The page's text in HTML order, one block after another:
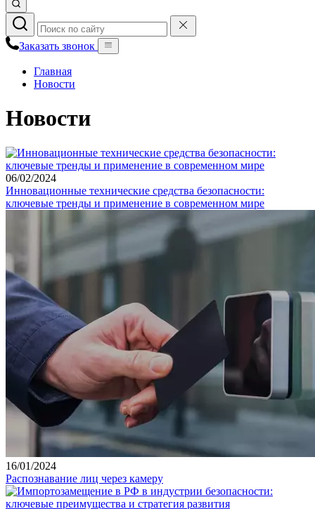
Заказать звонок
Главная
Новости
Новости
06/02/2024
Инновационные технические средства безопасности:
ключевые тренды и применение в современном мире
16/01/2024
Распознавание лиц через камеру